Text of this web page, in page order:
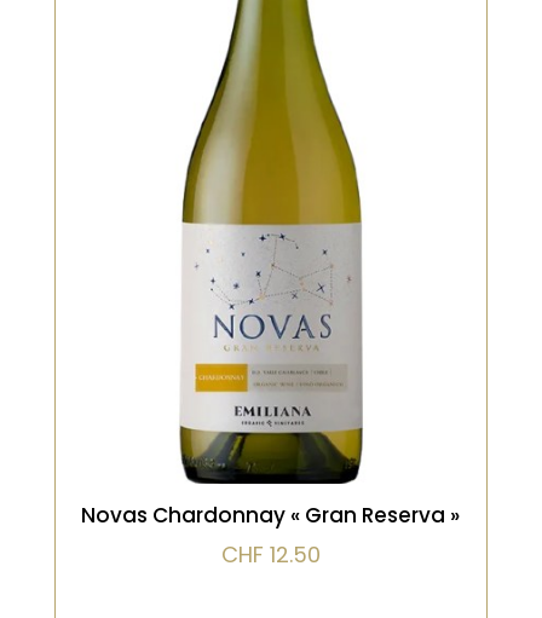
Un Chardonnay élégant, mêlant notes
de poire, pomme mûre et touches
subtiles de vanille dues à un élevage
maîtrisé. La texture est ample, avec
une belle tension qui équilibre la
richesse du cépage. Finale nette,
légèrement beurrée, très
harmonieuse.
VOIR LE PRODUIT
Novas Chardonnay « Gran Reserva »
CHF 12.50